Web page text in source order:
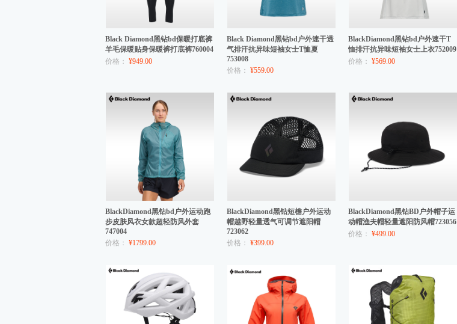
Black Diamond黑钻bd保暖打底裤
羊毛保暖贴身保暖裤打底裤760004
价格： ¥949.00
Black Diamond黑钻bd户外速干透
气排汗抗异味短袖女士T恤夏
753008
价格： ¥559.00
BlackDiamond黑钻bd户外速干T
恤排汗抗异味短袖女士上衣752009
价格： ¥569.00
BlackDiamond黑钻bd户外运动跑
步皮肤风衣女款超轻防风外套
747004
价格： ¥1799.00
BlackDiamond黑钻短檐户外运动
帽越野轻量透气可调节遮阳帽
723062
价格： ¥399.00
BlackDiamond黑钻BD户外帽子运
动帽渔夫帽轻量遮阳防风帽723056
价格： ¥499.00